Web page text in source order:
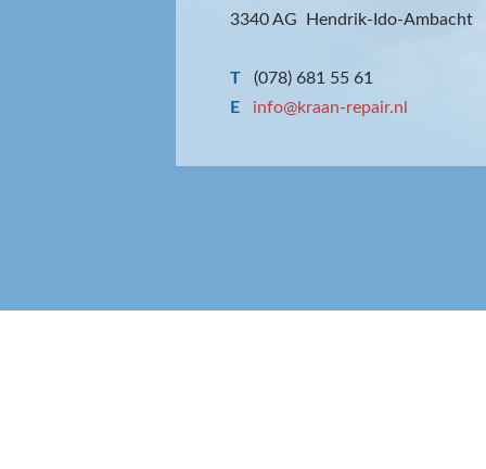
3340 AG Hendrik-Ido-Ambacht
T
(078) 681 55 61
E
info@kraan-repair.nl